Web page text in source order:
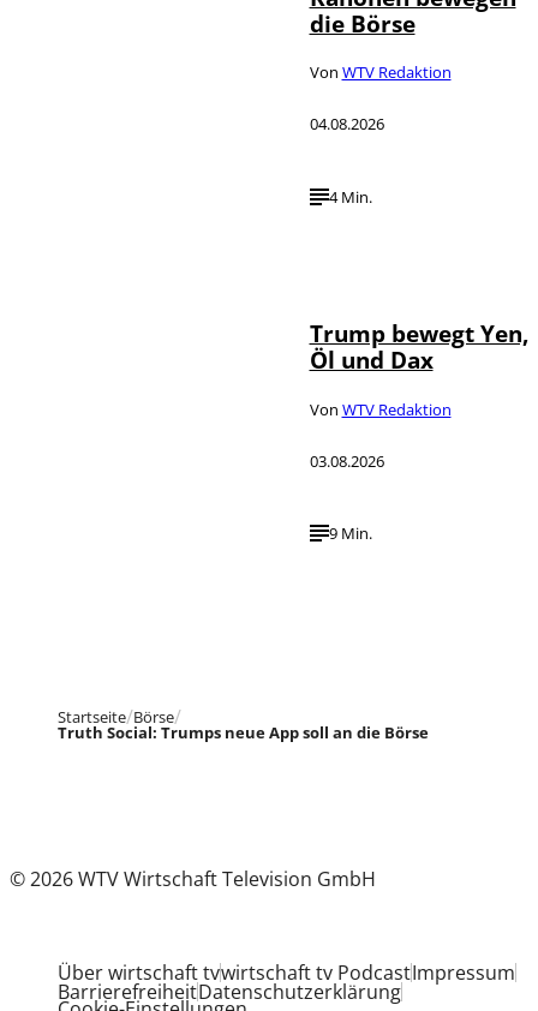
die Börse
Von WTV Redaktion
04.08.2026
4 Min.
Trump bewegt Yen,
Öl und Dax
Von WTV Redaktion
03.08.2026
9 Min.
Startseite Börse
Truth Social: Trumps neue App soll an die Börse
© 2026 WTV Wirtschaft Television GmbH
Über wirtschaft tvwirtschaft tv PodcastImpressum
BarrierefreiheitDatenschutzerklärung